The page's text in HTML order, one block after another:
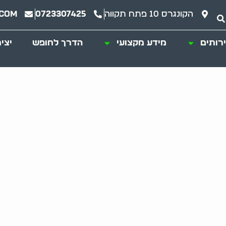
הקונגרס 10 פתח תקווה 0723307425
מידע מקצועי הדרך לחופש